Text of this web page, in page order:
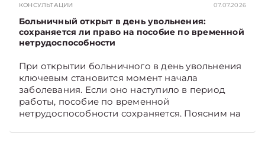
связанных с содержанием и эксплуатацией
мест общего пользования, в частности –
контрольно-­пропускного пункта? Рассмотрим
порядок их распределения. Подписывайтесь
экономике Беларуси — раньше, чем в новостях
TelegramViber
КОНСУЛЬТАЦИИ 07.07.2026
Больничный открыт в день увольнения:
сохраняется ли право на пособие по временной
нетрудоспособности
При открытии больничного в день увольнения
ключевым становится момент начала
заболевания. Если оно наступило в период
работы, пособие по временной
нетрудоспособности сохраняется. Поясним на